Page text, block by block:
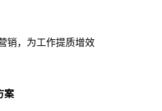
销，为工作提质增效
案